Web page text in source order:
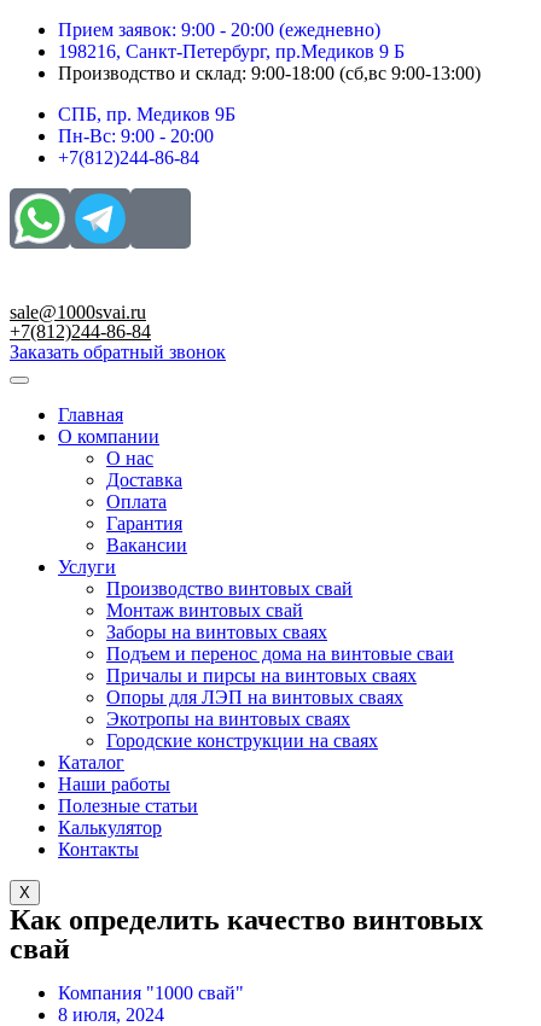
Перейти
содержимому
Прием заявок: 9:00 - 20:00 (ежедневно)
198216, Санкт-Петербург, пр.Медиков 9 Б
Производство и склад: 9:00-18:00 (сб,вс 9:00-13:00)
СПБ, пр. Медиков 9Б
Пн-Вс: 9:00 - 20:00
+7(812)244-86-84
sale@1000svai.ru
+7(812)244-86-84
Заказать обратный звонок
Главная
О компании
О нас
Доставка
Оплата
Гарантия
Вакансии
Услуги
Производство винтовых свай
Монтаж винтовых свай
Заборы на винтовых сваях
Подъем и перенос дома на винтовые сваи
Причалы и пирсы на винтовых сваях
Опоры для ЛЭП на винтовых сваях
Экотропы на винтовых сваях
Городские конструкции на сваях
Каталог
Наши работы
Полезные статьи
Калькулятор
Контакты
X
Как определить качество винтовых
свай
Компания "1000 свай"
8 июля, 2024